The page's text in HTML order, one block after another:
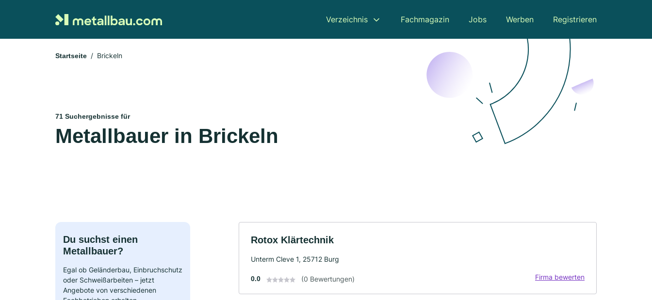
Verzeichnis Fachmagazin Jobs Werben Registrieren
Startseite Brickeln
71 Suchergebnisse für
Metallbauer in Brickeln
Du suchst einen
Metallbauer?
Egal ob Geländerbau, Einbruchschutz
oder Schweißarbeiten – jetzt
Angebote von verschiedenen
Rotox Klärtechnik
Unterm Cleve 1, 25712 Burg
0.0 (0 Bewertungen) Firma bewerten